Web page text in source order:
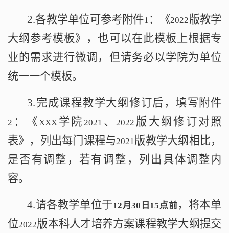
2.各教学单位可参考附件1 ：《2022版教学
大纲参考模板》，也可以在此模板上根据专
业的需求进行微调，但请务必以学院为单位
统一一个模板。
3.完成课程教学大纲修订后，填写附件
2 ：《 XXX学院 2021 、2022 版大纲修订对照
表》，列出每门课程与2021版教学大纲相比，
是否有调整，若有调整，列出具体调整内
容。
4.请各教学单位于12月30 日 15点前，将本单
位2022版本科人才培养方案课程教学大纲提交